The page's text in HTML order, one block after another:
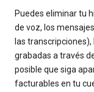
Puedes eliminar tu
de voz, los
las
grabadas a través
posible que siga
facturables en tu